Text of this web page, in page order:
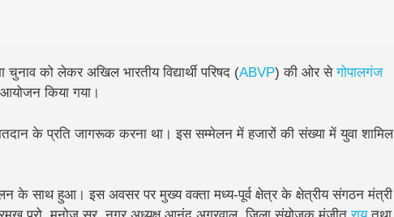
चुनाव को लेकर अखिल भारतीय विद्यार्थी परिषद (ABVP) की ओर सेगोपालगंज
किया गया।
के प्रति जागरूक करना था। इस सम्मेलन मेंहजारों की संख्या में युवा शामिल
के साथ हुआ। इस अवसर पर मुख्य वक्ता मध्य-पूर्व क्षेत्र के क्षेत्रीय संगठन मंत्री